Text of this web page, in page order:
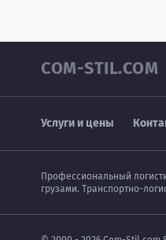
COM-STIL.COM
Услуги и цены
Профессиональный
грузами. Транспортно-